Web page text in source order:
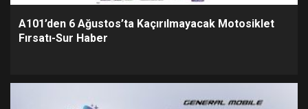
A101’den 6 Ağustos’ta Kaçırılmayacak Motosiklet
Fırsatı-Sur Haber